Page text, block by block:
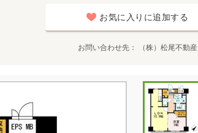
お気に入りに追加する
お問い合わせ先 （株）松尾不動産